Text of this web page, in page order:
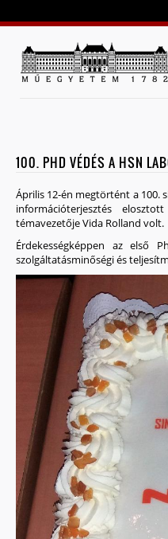
100. PHD VÉDÉS A HSN
Április 12-én megtörtént a 100.
információterjesztés
témavezetője Vida Rolland volt.
Érdekességképpen az első
szolgáltatásminőségi és